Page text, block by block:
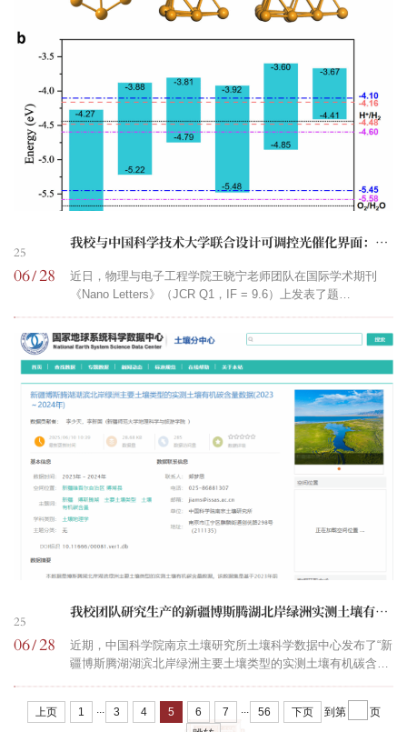
自高等院校、科研机构及中学等50多个单位的代表参会。我校
25
06/28
我校与中国科学技术大学联合设计可调控光催化界面：零维金团簇/二维TMD异质结助力高效光电器件发展
近日，物理与电子工程学院王晓宁老师团队在国际学术期刊
《Nano Letters》（JCR Q1，IF = 9.6）上发表了题
Dimensional TMD Heterostructures for Enhanced
Photocatalytic and Optoelectronic Performance”的学术论文。
王晓宁为第一作者，中国科学技术大学胡伟教授为通讯作者，
新疆师范大学为第一完成单位。在太阳能转化、光催化制氢和
光电传感等新兴能源与电子技术领域，...
25
06/28
我校团队研究生产的新疆博斯腾湖北岸绿洲实测土壤有机碳含量数据集(2023～2024年)发布
近期，中国科学院南京土壤研究所土壤科学数据中心发布了“新
疆博斯腾湖湖滨北岸绿洲主要土壤类型的实测土壤有机碳含量
类型的实测土壤有机碳含量数据(2023～2024年)”。该系列数据
集由我校李新国教授团队研究生产，经由南京师范大学长三角
上页 1 3 4 5 6 7 56 下页 到第
页